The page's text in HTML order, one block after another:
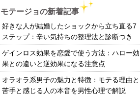
モテージョの新着記事
好きな人が結婚したショックから立ち直る7
ステップ：辛い気持ちの整理法と診断つき
ゲインロス効果を恋愛で使う方法：ハロー効
果との違いと逆効果になる注意点
オラオラ系男子の魅力と特徴：モテる理由と
苦手と感じる人の本音を男性心理で解説